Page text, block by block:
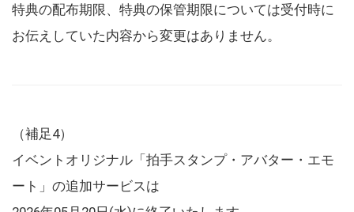
特典の配布期限、特典の保管期限については受付時に
お伝えしていた内容から変更はありません。
（補足4）
イベントオリジナル「拍手スタンプ・アバター・エモ
ート」の追加サービスは